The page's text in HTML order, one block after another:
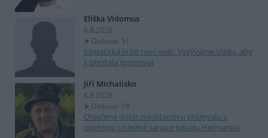
Eliška Vidomus
6.8.2026
Diskuse: 51
Klimatická krize není over. Vyzýváme vládu, aby
ji přestala ignorovat
Jiří Michalisko
6.8.2026
Diskuse: 18
Otevřený dopis ministerstvu průmyslu a
obchodu ohledně sanace odvalu Heřmanice